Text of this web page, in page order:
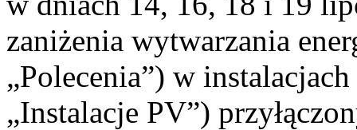
zaniżenia wytwarzania
„Polecenia”) w
„Instalacje PV”)